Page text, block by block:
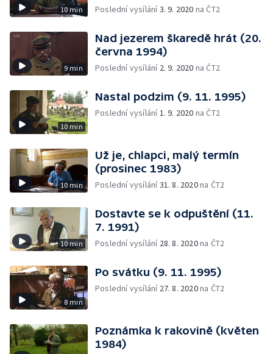
10 min Poslední vysílání3. 9. 2020 na ČT2
9 min
Nad jezerem škaredě hrát (20.
června 1994)
Poslední vysílání 2. 9. 2020 na ČT2
10 min
Nastal podzim (9. 11. 1995)
Poslední vysílání1. 9. 2020 na ČT2
10 min
Už je, chlapci, malý termín
(prosinec 1983)
Poslední vysílání31. 8. 2020na ČT2
10 min
Dostavte se k odpuštění (11.
7. 1991)
Poslední vysílání 28. 8. 2020na ČT2
8 min
Po svátku (9. 11. 1995)
Poslední vysílání 27. 8. 2020na ČT2
Poznámka k rakovině (květen
1984)